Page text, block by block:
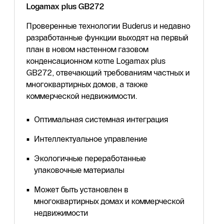
Logamax plus GB272
Проверенные технологии Buderus и недавно
разработанные функции выходят на первый
план в новом настенном газовом
конденсационном котле Logamax plus
GB272, отвечающий требованиям частных и
многоквартирных домов, а также
коммерческой недвижимости.
Оптимальная системная интеграция
Интеллектуальное управление
Экологичные переработанные
упаковочные материалы
Может быть установлен в
многоквартирных домах и коммерческой
недвижимости